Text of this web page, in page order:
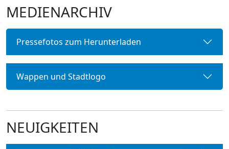
MEDIENARCHIV
Pressefotos zum Herunterladen
Wappen und Stadtlogo
NEUIGKEITEN